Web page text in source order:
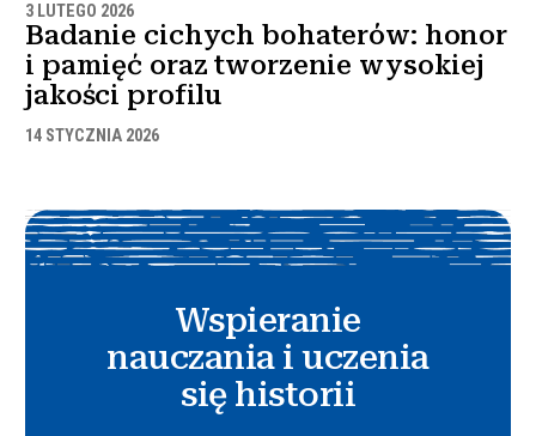
3 LUTEGO 2026
Badanie cichych bohaterów: honor
i pamięć oraz tworzenie wysokiej
jakości profilu
14 STYCZNIA 2026
Wspieranie
nauczania i uczenia
się historii